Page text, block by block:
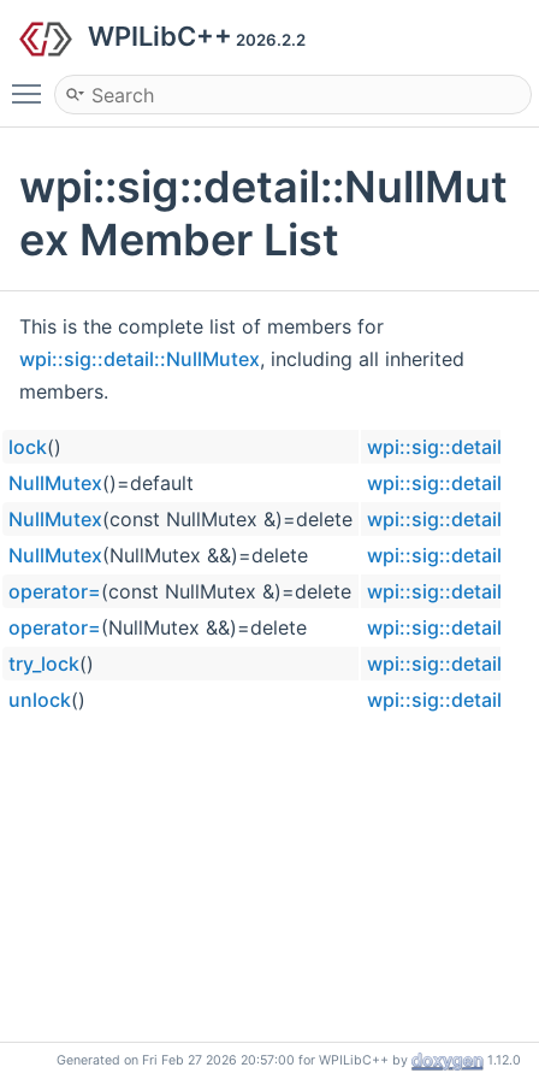
WPILibC++ 2026.2.2
Toggle main menu visibility
wpi::sig::detail::NullMut
ex Member List
This is the complete list of members for
wpi::sig::detail::NullMutex, including all inherited
members.
lock()
NullMutex()=default
NullMutex(const NullMutex &)=delete
NullMutex(NullMutex &&)=delete
operator=(const NullMutex &)=delete
operator=(NullMutex &&)=delete
try_lock()
unlock()
Generated on Fri Feb 27 2026 20:57:00 for WPILibC++ by 1.12.0